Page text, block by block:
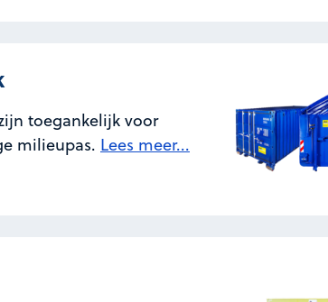
toegankelijk voor
milieupas. Lees meer...